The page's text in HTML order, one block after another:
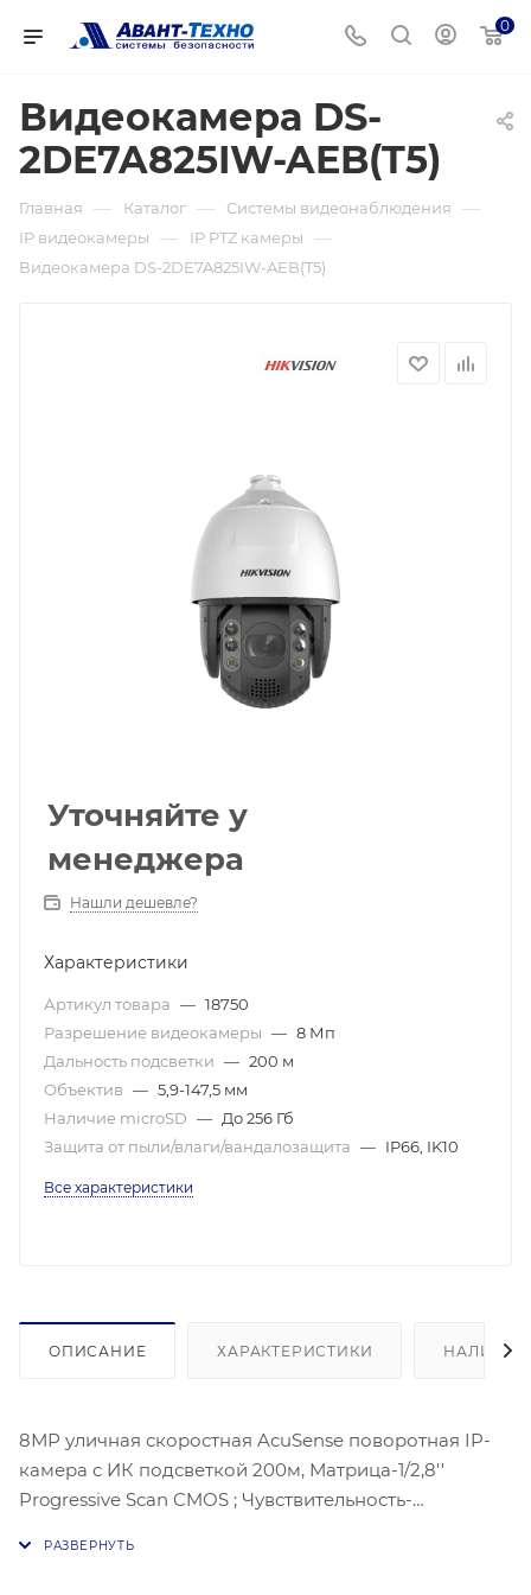
0
Видеокамера DS-
2DE7A825IW-AEB(T5)
Главная — Каталог — Системы видеонаблюдения —
IP видеокамеры — IP PTZ камеры —
Видеокамера DS-2DE7A825IW-AEB(T5)
Уточняйте у
менеджера
Нашли дешевле?
Характеристики
Артикул товара — 18750
Разрешение видеокамеры — 8 Мп
Дальность подсветки — 200 м
Объектив — 5,9-147,5 мм
Наличие microSD — До 256 Гб
Защита от пыли/влаги/вандалозащита — IP66, IK10
Все характеристики
ОПИСАНИЕ ХАРАКТЕРИСТИКИ НАЛИЧИЕ
8МР уличная скоростная AcuSense поворотная IP-
камера с ИК подсветкой 200м, Матрица-1/2,8''
Progressive Scan CMOS ; Чувствительность-